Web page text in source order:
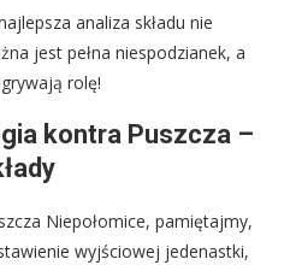
analiza składu nie
jest pełna niespodzianek, a
rolę!
kontra Puszcza –
Niepołomice, pamiętajmy,
wyjściowej jedenastki,